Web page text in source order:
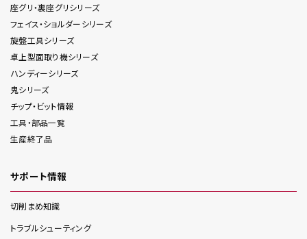
座グリ・裏座グリシリーズ
フェイス・ショルダーシリーズ
旋盤工具シリーズ
卓上型面取り機シリーズ
ハンディーシリーズ
鬼シリーズ
チップ・ビット情報
工具・部品一覧
生産終了品
サポート情報
切削まめ知識
トラブルシューティング